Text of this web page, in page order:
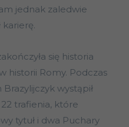
jednak zaledwie
karierę.
się historia
historii Romy. Podczas
wystąpił
trafienia, które
tytuł i dwa Puchary